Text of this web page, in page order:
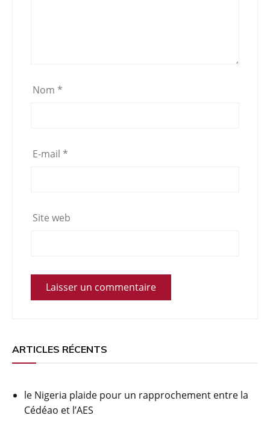
Nom *
E-mail *
Site web
ARTICLES RÉCENTS
le Nigeria plaide pour un rapprochement entre la
Cédéao et l’AES